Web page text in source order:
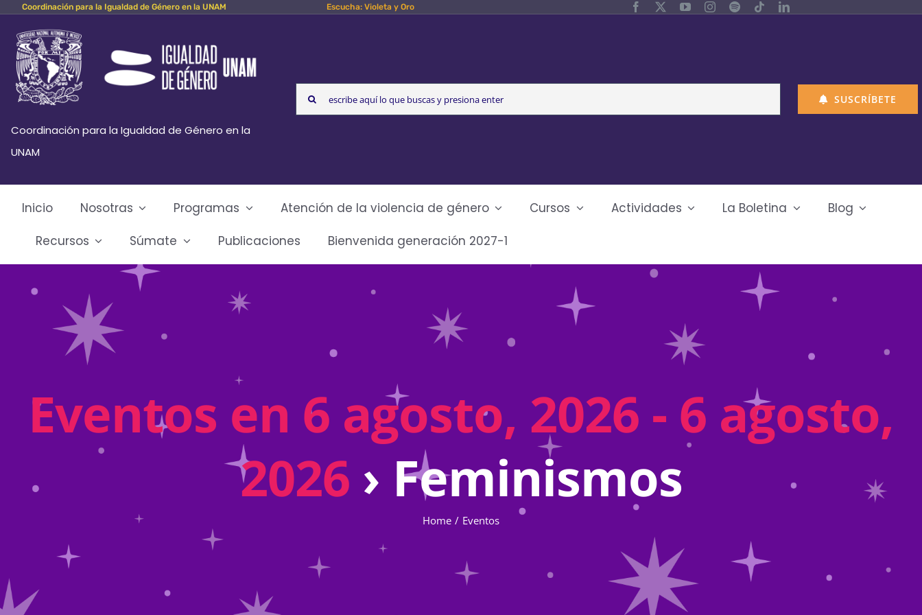
Skip
content
Coordinación para la Igualdad de Género en la UNAM Escucha: Violeta y Oro
Coordinación para la Igualdad de Género en la
UNAM
Search
for:
SUSCRÍBETE
Inicio Nosotras Programas Atención de la violencia de género Cursos Actividades La Boletina
Blog
Recursos
Súmate Publicaciones Bienvenida generación 2027-1
Eventos en 6 agosto, 2026 - 6 agosto,
2026 › Feminismos
Home Eventos